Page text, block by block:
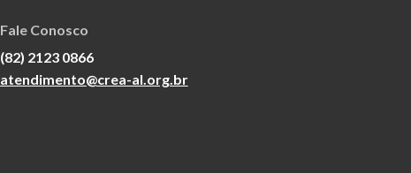
Fale Conosco
(82) 2123 0866
atendimento@crea-al.org.br